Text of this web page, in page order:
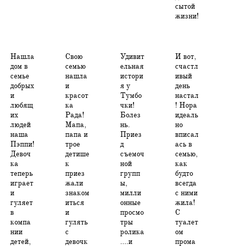
сытой
жизни!
Нашла
дом в
семье
добрых
и
любящ
их
людей
наша
Пэппи!
Девоч
ка
теперь
играет
и
гуляет
в
компа
нии
детей,
Свою
семью
нашла
и
красот
ка
Рада!
Мапа,
папа и
трое
детише
к
приез
жали
знаком
иться
и
гулять
с
девочк
Удивит
ельная
истори
я у
Тумбо
чки!
Болез
нь.
Приез
д
съемоч
ной
групп
ы,
милли
онные
просмо
тры
ролика
....и
И вот,
счастл
ивый
день
настал
! Нора
идеаль
но
вписал
ась в
семью,
как
будто
всегда
с ними
жила!
С
туалет
ом
прома